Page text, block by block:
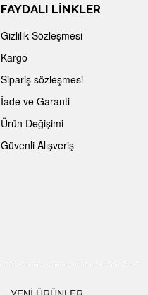
FAYDALI LİNKLER
Gizlilik Sözleşmesi
Kargo
Sipariş sözleşmesi
İade ve Garanti
Ürün Değişimi
Güvenli Alışveriş